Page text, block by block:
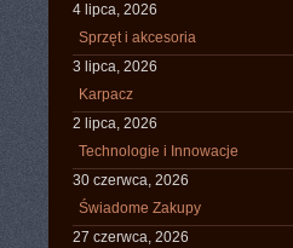
4 lipca, 2026
Sprzęt i akcesoria
3 lipca, 2026
Karpacz
2 lipca, 2026
Technologie i Innowacje
30 czerwca, 2026
Świadome Zakupy
27 czerwca, 2026